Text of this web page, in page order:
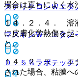
ステリクロンＷエタ
マスキンＷ・エタノ
０．５％ラポテック
場合は直ちによく水
１４．２．４． 溶
に皮膚化学熱傷を起
と。
１４．２．５． エ
された場合、粘膜